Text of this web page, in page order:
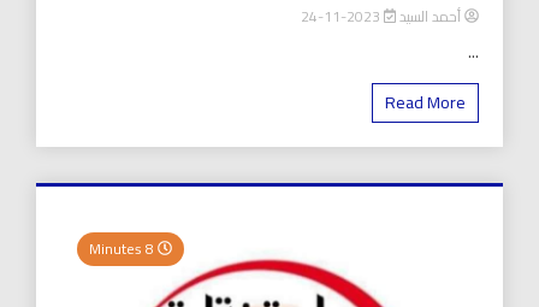
أحمد السيد
...
Read More